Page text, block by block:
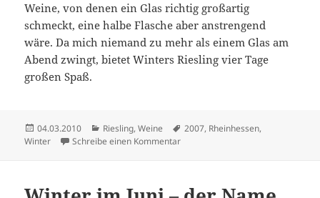
Weine, von denen ein Glas richtig großartig
schmeckt, eine halbe Flasche aber anstrengend
wäre. Da mich niemand zu mehr als einem Glas am
Abend zwingt, bietet Winters Riesling vier Tage
großen Spaß.
Veröffentlicht
am
04.03.2010 Kategorien
Riesling,Weine Schlagwörter
2007, Rheinhessen,
Winter
Schreibe einen Kommentarzu Komm doch – mit auf den